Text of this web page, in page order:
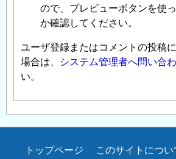
ので、プレビューボタンを使
か確認してください。
ユーザ登録またはコメントの投稿
場合は、
システム管理者へ問い合
い。
Secondary
トップページ このサイトについ